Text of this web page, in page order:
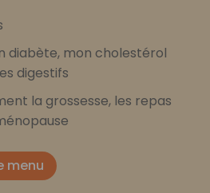
diabète, mon cholestérol
digestifs
la grossesse, les repas
menu